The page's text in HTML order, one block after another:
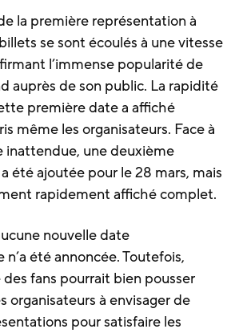
la première représentation à
se sont écoulés à une vitesse
l’immense popularité de
auprès de son public. La rapidité
première date a affiché
même les organisateurs. Face à
une deuxième
été ajoutée pour le 28 mars, mais
rapidement affiché complet.
nouvelle date
été annoncée. Toutefois,
des fans pourrait bien pousser
organisateurs à envisager de
pour satisfaire les